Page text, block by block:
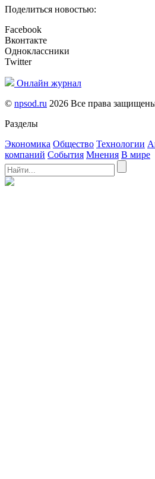
Поделиться новостью:
Facebook
Вконтакте
Одноклассники
Twitter
Онлайн журнал
© npsod.ru 2026 Все права
Разделы
Экономика Общество Технологии
компаний События Мнения В мире